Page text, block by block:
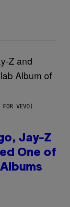
VEVO)
Jay-Z
One of